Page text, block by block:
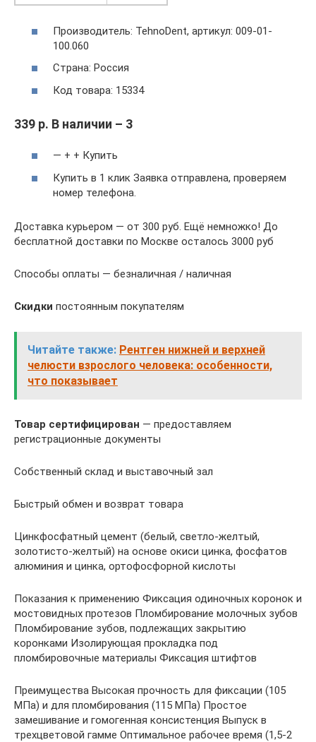
Производитель: TehnoDent, артикул: 009-01-
100.060
Страна: Россия
Код товара: 15334
339 р. В наличии – 3
— + + Купить
Купить в 1 клик Заявка отправлена, проверяем
номер телефона.
Доставка курьером — от 300 руб. Ещё немножко! До
бесплатной доставки по Москве осталось 3000 руб
Способы оплаты — безналичная / наличная
Скидки постоянным покупателям
Читайте также: Рентген нижней и верхней
челюсти взрослого человека: особенности,
что показывает
Товар сертифицирован — предоставляем
регистрационные документы
Собственный склад и выставочный зал
Быстрый обмен и возврат товара
Цинкфосфатный цемент (белый, светло-желтый,
золотисто-желтый) на основе окиси цинка, фосфатов
алюминия и цинка, ортофосфорной кислоты
Показания к применению Фиксация одиночных коронок и
мостовидных протезов Пломбирование молочных зубов
Пломбирование зубов, подлежащих закрытию
коронками Изолирующая прокладка под
пломбировочные материалы Фиксация штифтов
Преимущества Высокая прочность для фиксации (105
МПа) и для пломбирования (115 МПа) Простое
замешивание и гомогенная консистенция Выпуск в
трехцветовой гамме Оптимальное рабочее время (1,5-2